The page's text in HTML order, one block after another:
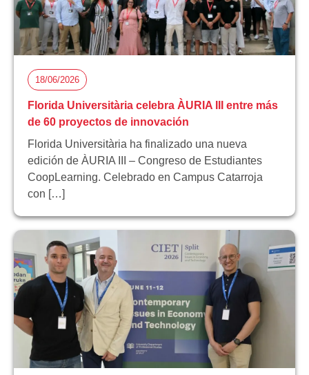
18/06/2026
Florida Universitària celebra ÀURIA III entre más
de 60 proyectos de innovación
Florida Universitària ha finalizado una nueva
edición de ÀURIA III – Congreso de Estudiantes
CoopLearning. Celebrado en Campus Catarroja
con […]